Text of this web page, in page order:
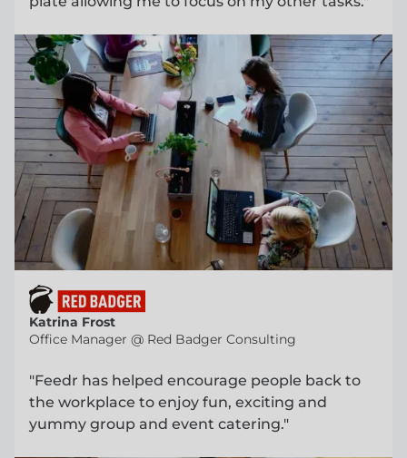
Katrina Frost
Office Manager @ Red Badger Consulting
"Feedr has helped encourage people back to
the workplace to enjoy fun, exciting and
yummy group and event catering."